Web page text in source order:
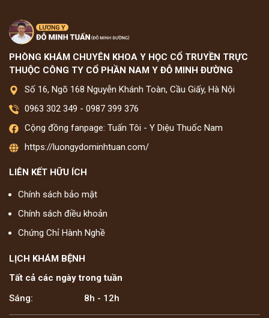
PHÒNG KHÁM CHUYÊN KHOA Y HỌC CỔ TRUYỀN TRỰC
THUỘC CÔNG TY CỔ PHẦN NAM Y ĐỖ MINH ĐƯỜNG
Số 16, Ngõ 168 Nguyễn Khánh Toàn, Cầu Giấy, Hà Nội
0963 302 349 - 0987 399 376
Cộng đồng fanpage: Tuấn Tôi - Y Diệu Thuốc Nam
https://luongydominhtuan.com/
LIÊN KẾT HỮU ÍCH
Chính sách bảo mật
Chính sách điều khoản
Chứng Chỉ Hành Nghề
LỊCH KHÁM BỆNH
Tất cả các ngày trong tuần
Sáng:
8h - 12h